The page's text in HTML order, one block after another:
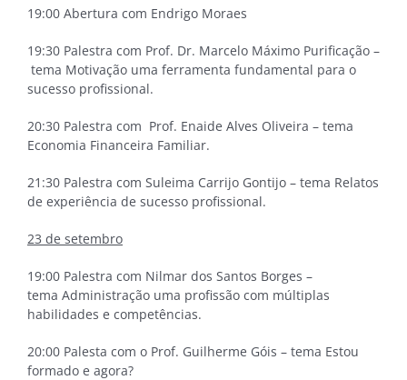
19:00 Abertura com Endrigo Moraes
19:30 Palestra com Prof. Dr. Marcelo Máximo Purificação –
tema Motivação uma ferramenta fundamental para o
sucesso profissional.
20:30 Palestra com Prof. Enaide Alves Oliveira – tema
Economia Financeira Familiar.
21:30 Palestra com Suleima Carrijo Gontijo – tema Relatos
de experiência de sucesso profissional.
23 de setembro
19:00 Palestra com Nilmar dos Santos Borges –
tema Administração uma profissão com múltiplas
habilidades e competências.
20:00 Palesta com o Prof. Guilherme Góis – tema Estou
formado e agora?